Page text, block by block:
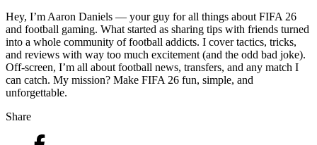
Hey, I’m Aaron Daniels — your guy for all things about FIFA 26
and football gaming. What started as sharing tips with friends turned
into a whole community of football addicts. I cover tactics, tricks,
and reviews with way too much excitement (and the odd bad joke).
Off-screen, I’m all about football news, transfers, and any match I
can catch. My mission? Make FIFA 26 fun, simple, and
unforgettable.
Share